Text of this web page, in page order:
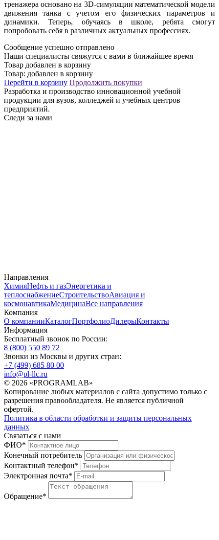
тренажера основано на 3D-симуляции математической модели
движения танка с учетом его физических параметров и
динамики. Теперь, обучаясь в школе, ребята смогут
попробовать себя в различных актуальных профессиях.
Сообщение успешно отправлено
Наши специалисты свяжутся с вами в ближайшее время
Товар добавлен в корзину
Товар: добавлен в корзину
Перейти в корзину Продолжить покупки
Разработка и производство инновационной учебной
продукции для вузов, колледжей и учебных центров
предприятий.
Следи за нами
Направления
ХимияНефть и газЭнергетика и
теплоснабжениеСтроительствоАвиация и
космонавтикаМедицинаВсе направления
Компания
О компанииКаталогПортфолиоДилерыКонтакты
Информация
Бесплатный звонок по России:
8 (800) 550 89 72
Звонки из Москвы и других стран:
+7 (499) 685 80 00
info@pl-llc.ru
© 2026 «PROGRAMLAB»
Копирование любых материалов с сайта допустимо только с
разрешения правообладателя. Не является публичной
офертой.
Политика в области обработки и защиты персональных
данных
Связаться с нами
ФИО*
Конечный потребитель
Контактный телефон*
Электронная почта*
Обращение*